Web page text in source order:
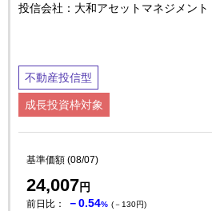
投信会社：大和アセットマネジメント
不動産投信型
成長投資枠対象
基準価額 (08/07)
24,007円
前日比： －0.54% (－130円)